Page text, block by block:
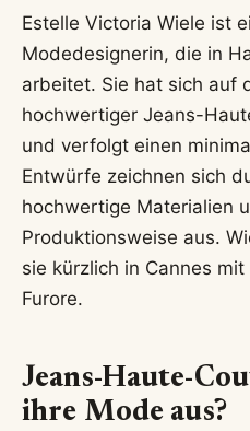
Estelle Victoria Wiele ist
Modedesignerin, die in
arbeitet. Sie hat sich auf
hochwertiger Jeans-
und verfolgt einen
Entwürfe zeichnen sich
hochwertige Materialien
Produktionsweise aus.
sie kürzlich in Cannes
Furore.
Jeans-Haute-
ihre Mode aus?